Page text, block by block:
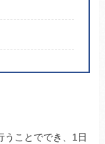
うことででき、1日